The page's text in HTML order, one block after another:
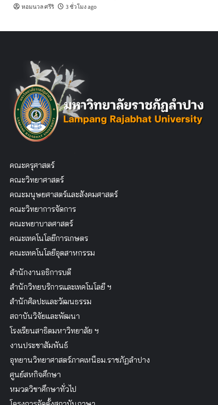
หอมนวล ศรีริ 3 ชั่วโมง ago
คณะครุศาสตร์
คณะวิทยาศาสตร์
คณะมนุษยศาสตร์และสังคมศาสตร์
คณะวิทยาการจัดการ
คณะพยาบาลศาสตร์
คณะเทคโนโลยีการเกษตร
คณะเทคโนโลยีอุตสาหกรรม
สำนักงานอธิการบดี
สำนักวิทยบริการและเทคโนโลยี ฯ
สำนักศิลปะและวัฒนธรรม
สถาบันวิจัยและพัฒนา
โรงเรียนสาธิตมหาวิทยาลัย ฯ
งานประชาสัมพันธ์
อุทยานวิทยาศาสตร์ภาคเหนือม.ราชภัฏลำปาง
ศูนย์สหกิจศึกษา
หมวดวิชาศึกษาทั่วไป